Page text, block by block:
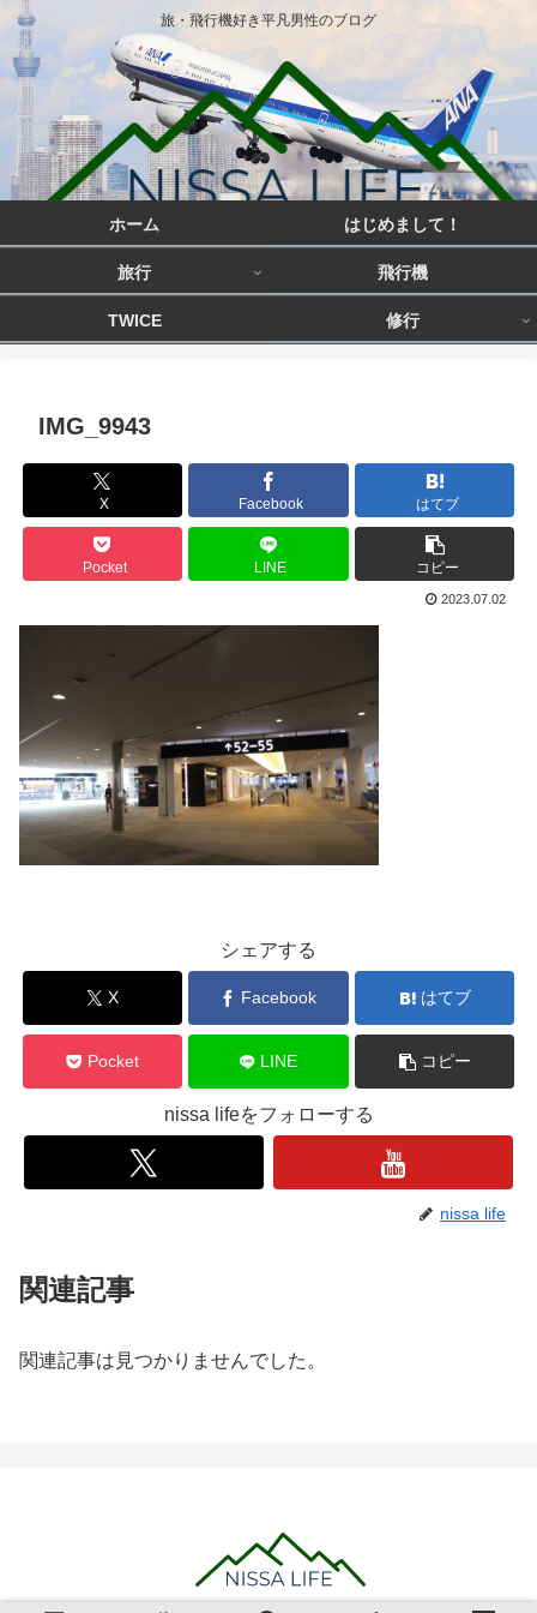
旅・飛行機好き平凡男性のブログ
ホーム はじめまして！
旅行 飛行機
TWICE 修行
IMG_9943
X Facebook はてブ
Pocket LINE コピー
2023.07.02
シェアする
X Facebook はてブ
Pocket LINE コピー
nissa lifeをフォローする
nissa life
関連記事
関連記事は見つかりませんでした。